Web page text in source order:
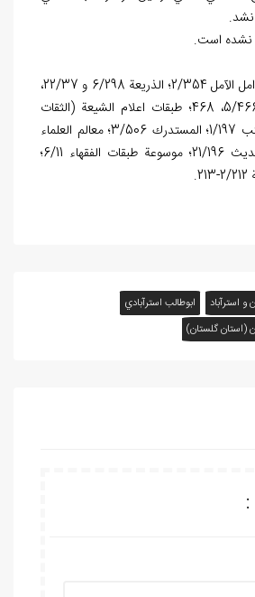
است.
اعيان الشيعة 2/364؛ امل الآمل 2/354؛ الذريعة 6/298 و 22/37،
253؛ رياض العلماء 5/466، 468؛ طبقات اعلام الشيعة (الثقات
العيون) 2/5؛ مرآة الكتب 1/197؛ المستدرك 3/506؛ معالم العلماء
136؛ معجم رجال الحديث 21/196؛ موسوعة طبقات الفقهاء 6/11؛
استرآباد
ابوطالب استرآبادي
(استان گلستان)